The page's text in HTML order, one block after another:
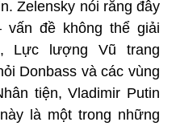
Zelensky nói rằng đây
đề không thể giải
Lực lượng Vũ trang
Donbass và các vùng
tiện, Vladimir Putin
là một trong những